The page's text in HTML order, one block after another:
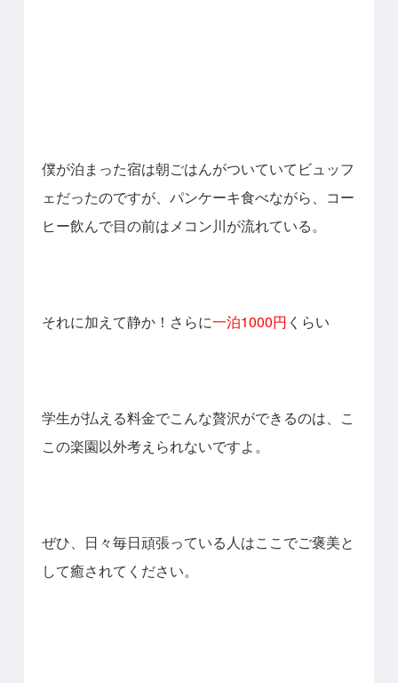
僕が泊まった宿は朝ごはんがついていてビュッフ
ェだったのですが、パンケーキ食べながら、コー
ヒー飲んで目の前はメコン川が流れている。
それに加えて静か！さらに一泊1000円 くらい
学生が払える料金でこんな贅沢ができるのは、こ
この楽園以外考えられないですよ。
ぜひ、日々毎日頑張っている人はここでご褒美と
して癒されてください。